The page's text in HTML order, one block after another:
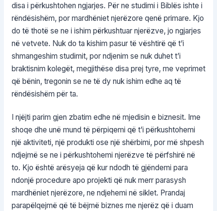
disa i përkushtohen ngjarjes. Për ne studimi i Biblës ishte i
rëndësishëm, por mardhëniet njerëzore qenë primare. Kjo
do të thotë se ne i ishim përkushtuar njerëzve, jo ngjarjes
në vetvete. Nuk do ta kishim pasur të vështirë që t’i
shmangeshim studimit, por ndjenim se nuk duhet t’i
braktisnim kolegët, megjithëse disa prej tyre, me veprimet
që bënin, tregonin se ne të dy nuk ishim edhe aq të
rëndësishëm për ta.
I njëjti parim gjen zbatim edhe në mjedisin e biznesit. Ime
shoqe dhe unë mund të përpiqemi që t’i përkushtohemi
një aktiviteti, një produkti ose një shërbimi, por më shpesh
ndjejmë se ne i përkushtohemi njerëzve të përfshirë në
to. Kjo është arësyeja që kur ndodh të gjëndemi para
ndonjë procedure apo projekti që nuk merr parasysh
mardhëniet njerëzore, ne ndjehemi në siklet. Prandaj
parapëlqejmë që të bëjmë biznes me njerëz që i duam